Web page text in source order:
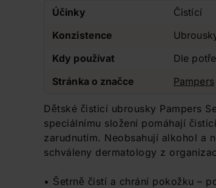
Účinky
Čistící
Konzistence
Kdy používat
Dle
Stránka o značce
Pampers
Dětské čisticí ubrousky Pampers
speciálnímu složení pomáhají
zarudnutím. Neobsahují alkohol a
schváleny dermatology z
• Šetrně čistí a chrání pokožku –